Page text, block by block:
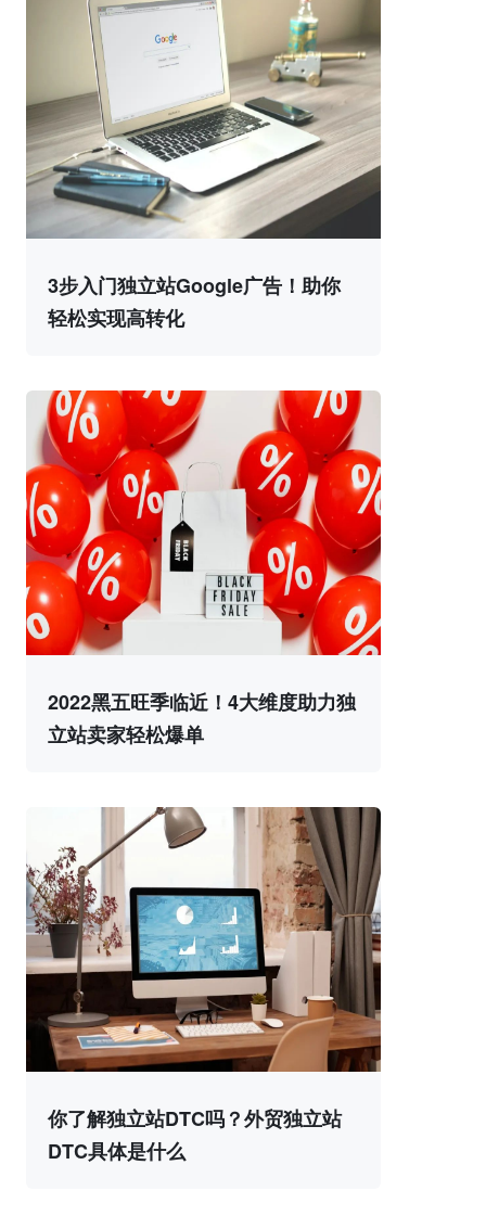
3步入门独立站Google广告！助你
轻松实现高转化
2022黑五旺季临近！4大维度助力独
立站卖家轻松爆单
你了解独立站DTC吗？外贸独立站
DTC具体是什么